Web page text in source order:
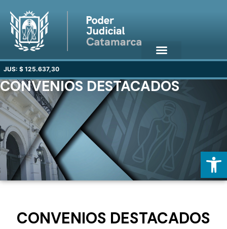
JUS: $ 125.637,30
CONVENIOS DESTACADOS
CONVENIOS DESTACADOS